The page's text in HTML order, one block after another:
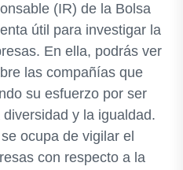
(IR) de la Bolsa
útil para investigar la
En ella, podrás ver
las compañías que
su esfuerzo por ser
y la igualdad.
ocupa de vigilar el
con respecto a la